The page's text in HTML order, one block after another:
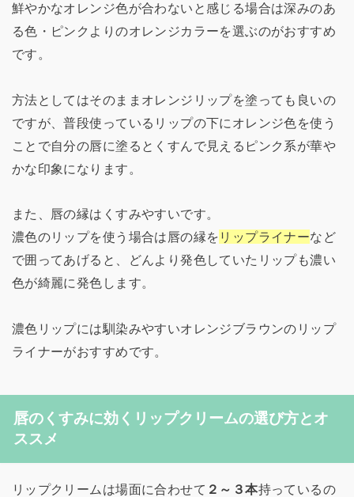
鮮やかなオレンジ色が合わないと感じる場合は深みのあ
る色・ピンクよりのオレンジカラーを選ぶのがおすすめ
です。
方法としてはそのままオレンジリップを塗っても良いの
ですが、普段使っているリップの下にオレンジ色を使う
ことで自分の唇に塗るとくすんで見えるピンク系が華や
かな印象になります。
また、唇の縁はくすみやすいです。
濃色のリップを使う場合は唇の縁を リップライナーなど
で囲ってあげると、どんより発色していたリップも濃い
色が綺麗に発色します。
濃色リップには馴染みやすいオレンジブラウンのリップ
ライナーがおすすめです。
唇のくすみに効くリップクリームの選び方とオ
ススメ
リップクリームは場面に合わせて ２～３本持っているの